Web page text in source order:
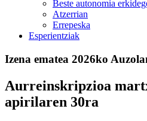
Beste autonomia
Atzerrian
Errepeska
Esperientziak
Izena ematea 2026ko
Aurreinskripzioa
apirilaren 30ra